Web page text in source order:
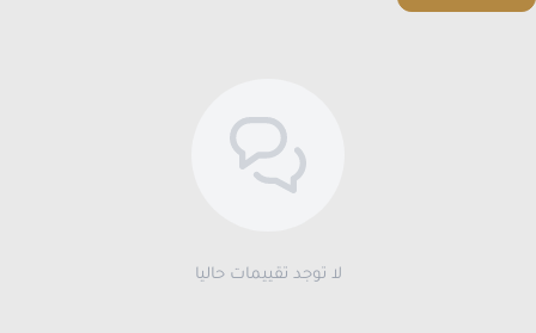
لا توجد تقييمات حاليا